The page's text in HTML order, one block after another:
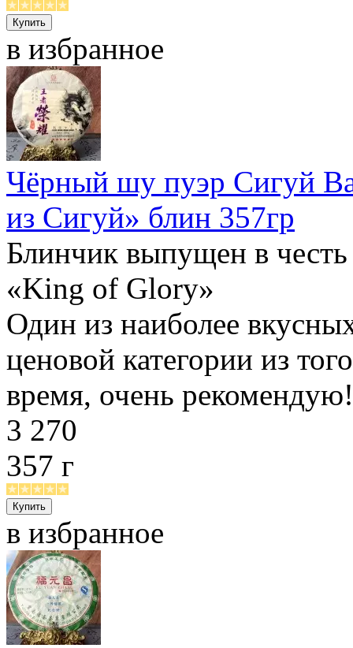
в избранное
Чёрный шу пуэр Сигуй
из Сигуй» блин 357гр
Блинчик выпущен в
«King of Glory»
Один из наиболее
ценовой категории из
время, очень рекомендую!
3 270
357 г
в избранное